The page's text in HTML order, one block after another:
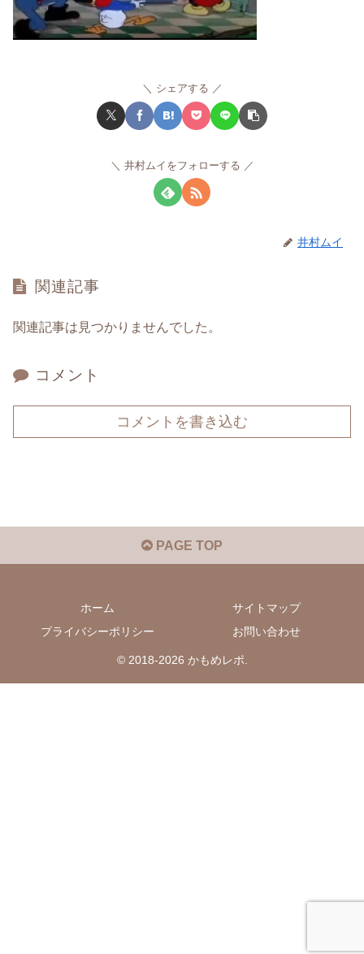
シェアする
井村ムイをフォローする
井村ムイ
関連記事
関連記事は見つかりませんでした。
コメント
コメントを書き込む
PAGE TOP
ホーム
サイトマップ
プライバシーポリシー
お問い合わせ
© 2018-2026 かもめレポ.